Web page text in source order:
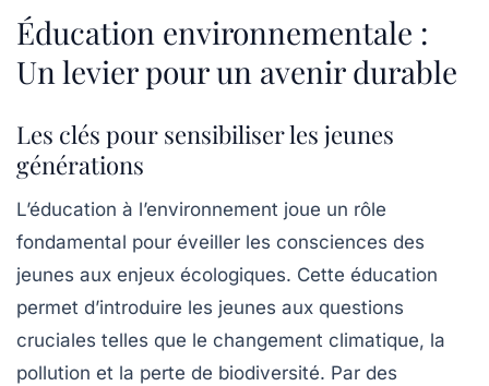
Éducation environnementale :
Un levier pour un avenir durable
Les clés pour sensibiliser les jeunes
générations
L’éducation à l’environnement joue un rôle
fondamental pour éveiller les consciences des
jeunes aux enjeux écologiques. Cette éducation
permet d’introduire les jeunes aux questions
cruciales telles que le changement climatique, la
pollution et la perte de biodiversité. Par des